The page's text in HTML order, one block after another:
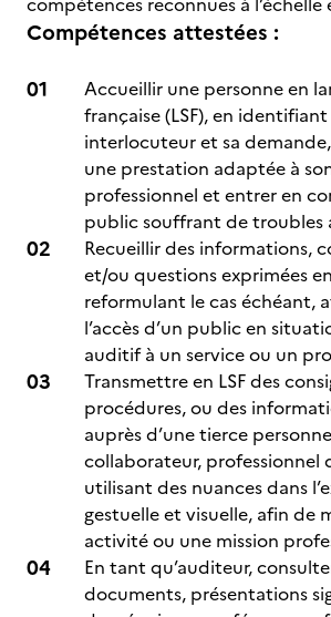
Compétences attestées :
Accueillir une personne en
française (LSF), en identifiant
interlocuteur et sa
une prestation adaptée à
professionnel et entrer en
public souffrant de troubles
Recueillir des informations,
et/ou questions exprimées en
reformulant le cas échéant,
l’accès d’un public en
auditif à un service ou un
Transmettre en LSF des
procédures, ou des
auprès d’une tierce
collaborateur, professionnel
utilisant des nuances dans
gestuelle et visuelle, afin de
activité ou une mission
En tant qu’auditeur,
documents, présentations